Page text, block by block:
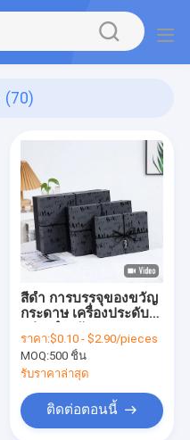
(70)
สีดํา การบรรจุของขวัญ
กระดาษ เครื่องประดับ
วงเข็มขัด นาฬิกา Eco
Friendly
ราคา:$0.10 - $2.90/pieces
MOQ:500 ชิ้น
รับราคาล่าสุด
ติดต่อตอนนี้